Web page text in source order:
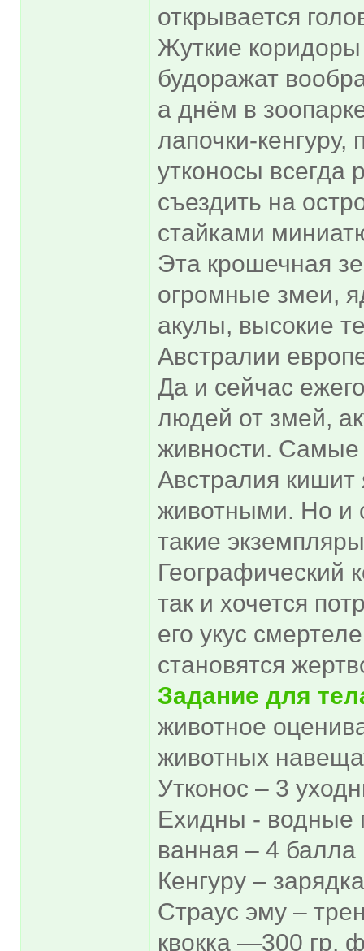
открывается
Жуткие
будоражат
а днём в
лапочки-
утконосы всегда
съездить на
стайками
Эта крошечная
огромные змеи,
акулы, высокие
Австралии
Да и сейчас
людей от змей,
живности. Самые
Австралия
животными. Но и
такие
Географический
так и хочется
его укус
становятся
Задание для
животное
животных
Утконос – 3
Ехидны - водные
ванная – 4 балла
Кенгуру –
Страус эму –
квокка —300 гр.